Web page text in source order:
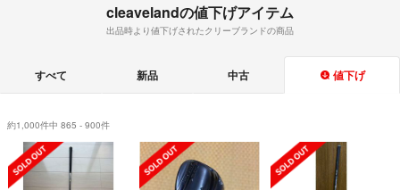
cleavelandの値下げアイテム
出品時より値下げされたクリーブランドの商品
すべて 新品 中古 値下げ
約1,000件中 865 - 900件